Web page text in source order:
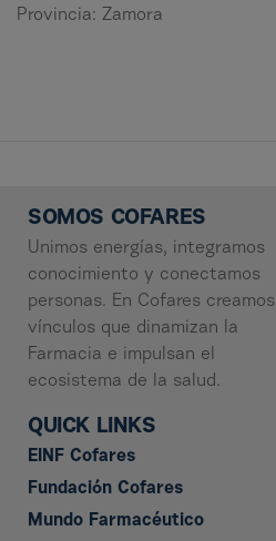
Provincia: Zamora
SOMOS COFARES
Unimos energías, integramos
conocimiento y conectamos
personas. En Cofares creamos
vínculos que dinamizan la
Farmacia e impulsan el
ecosistema de la salud.
QUICK LINKS
EINF Cofares
Fundación Cofares
Mundo Farmacéutico